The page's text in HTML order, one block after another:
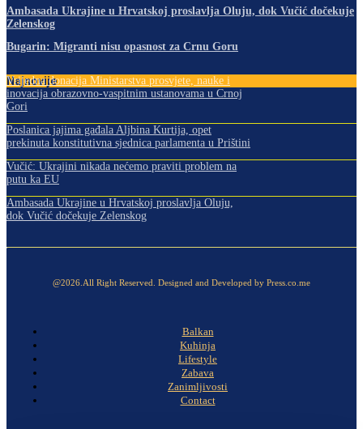
Ambasada Ukrajine u Hrvatskoj proslavlja Oluju, dok Vučić dočekuje
Zelenskog
Bugarin: Migranti nisu opasnost za Crnu Goru
Najnovije
Vrijedna donacija Ministarstva prosvjete, nauke i
inovacija obrazovno-vaspitnim ustanovama u Crnoj
Gori
Poslanica jajima gađala Aljbina Kurtija, opet
prekinuta konstitutivna sjednica parlamenta u Prištini
Vučić: Ukrajini nikada nećemo praviti problem na
putu ka EU
Ambasada Ukrajine u Hrvatskoj proslavlja Oluju,
dok Vučić dočekuje Zelenskog
@2026.All Right Reserved. Designed and Developed by Press.co.me
Balkan
Kuhinja
Lifestyle
Zabava
Zanimljivosti
Contact